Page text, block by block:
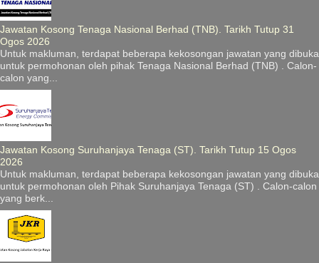
Jawatan Kosong Tenaga Nasional Berhad (TNB). Tarikh Tutup 31
Ogos 2026
Untuk makluman, terdapat beberapa kekosongan jawatan yang dibuka
untuk permohonan oleh pihak Tenaga Nasional Berhad (TNB) . Calon-
calon yang...
Jawatan Kosong Suruhanjaya Tenaga (ST). Tarikh Tutup 15 Ogos
2026
Untuk makluman, terdapat beberapa kekosongan jawatan yang dibuka
untuk permohonan oleh Pihak Suruhanjaya Tenaga (ST) . Calon-calon
yang berk...